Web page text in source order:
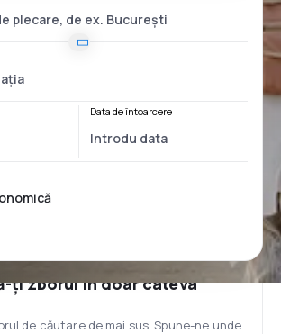
Data de întoarcere
ți zborul în doar câteva
de căutare de mai sus. Spune-ne unde